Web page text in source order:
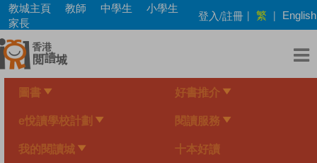
Skip
main
content
教城主頁 教師 中學生
小學生
家長
登入/註冊 | 繁 | English
圖書 好書推介
e悅讀學校計劃 閱讀服務
我的閱讀城 十本好讀